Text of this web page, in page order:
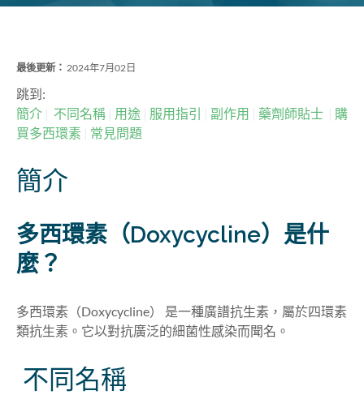
最後更新： 2024年7月02日
跳到:
簡介
不同名稱 用途 服用指引 副作用 藥劑師貼士
購
買多西環素
常見問題
簡介
多西環素（Doxycycline）是什
麼？
多西環素（Doxycycline） 是一種廣譜抗生素，屬於四環素
類抗生素。它以對抗廣泛的細菌性感染而聞名。
不同名稱